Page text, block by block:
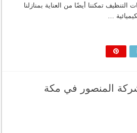
تمكننا أيضًا من العناية بمنازلنا
…
المنصور في مكة